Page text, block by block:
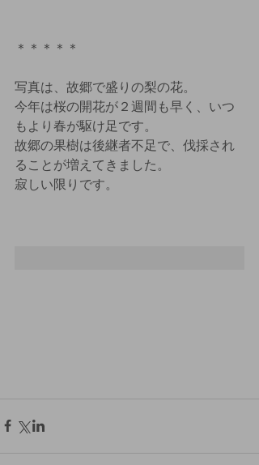
＊＊＊＊＊
写真は、故郷で盛りの梨の花。
今年は桜の開花が２週間も早く、いつ
もより春が駆け足です。
故郷の果樹は後継者不足で、伐採され
ることが増えてきました。
寂しい限りです。